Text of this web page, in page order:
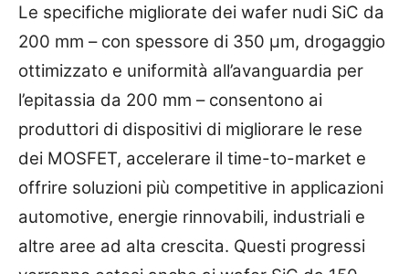
Le specifiche migliorate dei wafer nudi SiC da
200 mm – con spessore di 350 µm, drogaggio
ottimizzato e uniformità all’avanguardia per
l’epitassia da 200 mm – consentono ai
produttori di dispositivi di migliorare le rese
dei MOSFET, accelerare il time-to-market e
offrire soluzioni più competitive in applicazioni
automotive, energie rinnovabili, industriali e
altre aree ad alta crescita. Questi progressi